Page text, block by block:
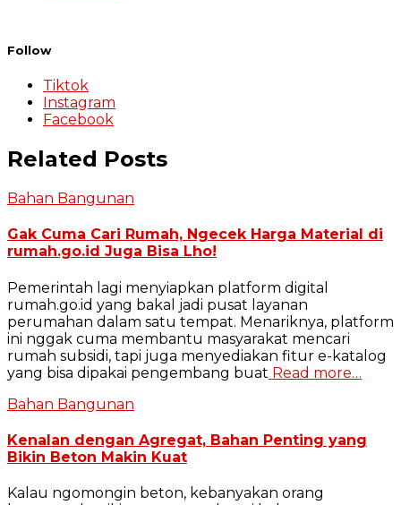
Follow
Tiktok
Instagram
Facebook
Related Posts
Bahan Bangunan
Gak Cuma Cari Rumah, Ngecek Harga Material di
rumah.go.id Juga Bisa Lho!
Pemerintah lagi menyiapkan platform digital
rumah.go.id yang bakal jadi pusat layanan
perumahan dalam satu tempat. Menariknya, platform
ini nggak cuma membantu masyarakat mencari
rumah subsidi, tapi juga menyediakan fitur e-katalog
yang bisa dipakai pengembang buat Read more…
Bahan Bangunan
Kenalan dengan Agregat, Bahan Penting yang
Bikin Beton Makin Kuat
Kalau ngomongin beton, kebanyakan orang